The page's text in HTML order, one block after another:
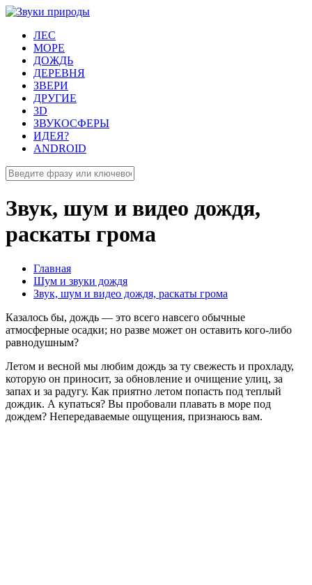
ЛЕС
МОРЕ
ДОЖДЬ
ДЕРЕВНЯ
ЗВЕРИ
ДРУГИЕ
3D
ЗВУКОСФЕРЫ
ИДЕЯ?
ANDROID
Звук, шум и видео дождя,
раскаты грома
Главная
Шум и звуки дождя
Звук, шум и видео дождя, раскаты грома
Казалось бы, дождь — это всего навсего обычные
атмосферные осадки; но разве может он оставить кого-либо
равнодушным?
Летом и весной мы любим дождь за ту свежесть и прохладу,
которую он приносит, за обновление и очищение улиц, за
запах и за радугу. Как приятно летом попасть под теплый
дождик. А купаться? Вы пробовали плавать в море под
дождем? Непередаваемые ощущения, признаюсь вам.